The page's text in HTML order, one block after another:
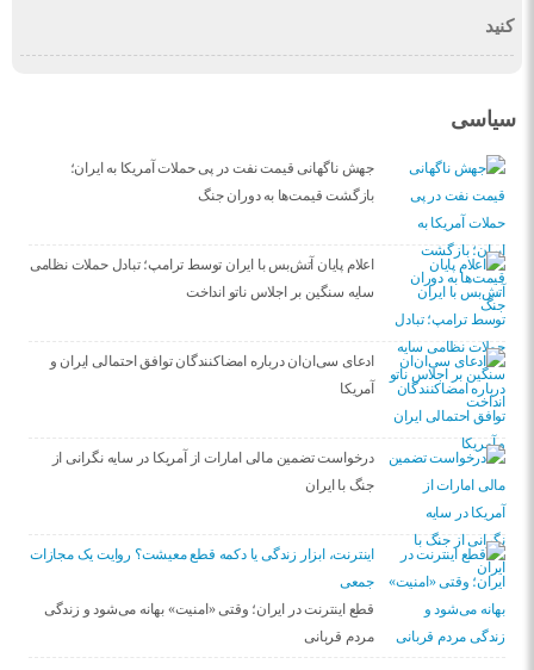
کنید
سیاسی
جهش ناگهانی قیمت نفت در پی حملات آمریکا به ایران؛
بازگشت قیمت‌ها به دوران جنگ
اعلام پایان آتش‌بس با ایران توسط ترامپ؛ تبادل حملات نظامی
سایه سنگین بر اجلاس ناتو انداخت
ادعای سی‌ان‌ان درباره امضاکنندگان توافق احتمالی ایران و
آمریکا
درخواست تضمین مالی امارات از آمریکا در سایه نگرانی از
جنگ با ایران
اینترنت، ابزار زندگی یا دکمه قطع معیشت؟ روایت یک مجازات
جمعی
قطع اینترنت در ایران؛ وقتی «امنیت» بهانه می‌شود و زندگی
مردم قربانی